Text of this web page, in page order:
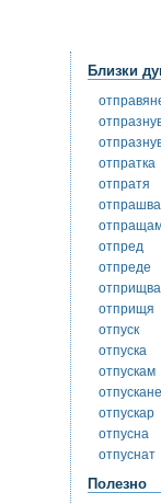
Близки
отпратка
отпратя
отпред
отпреде
отприщя
отпуск
отпуска
отпускам
отпускане
отпускар
отпусна
отпуснат
Полезно